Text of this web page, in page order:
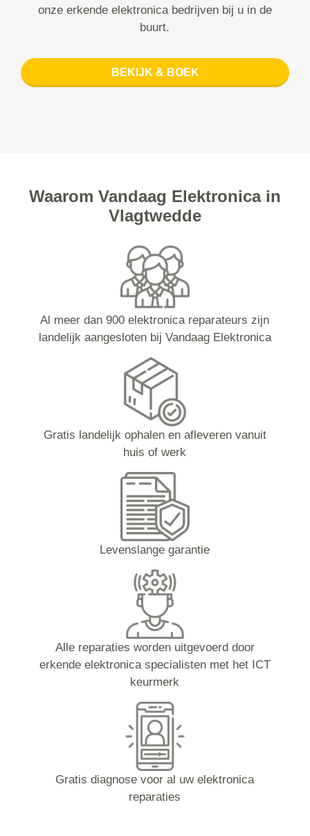
onze erkende elektronica bedrijven bij u in de
buurt.
BEKIJK & BOEK
Waarom Vandaag Elektronica in
Vlagtwedde
Al meer dan 900 elektronica reparateurs zijn
landelijk aangesloten bij Vandaag Elektronica
Gratis landelijk ophalen en afleveren vanuit
huis of werk
Levenslange garantie
Alle reparaties worden uitgevoerd door
erkende elektronica specialisten met het ICT
keurmerk
Gratis diagnose voor al uw elektronica
reparaties